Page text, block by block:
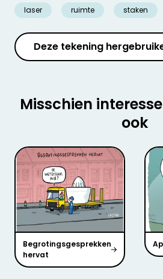
laser ruimte staken
Deze tekening
Misschien
ook
Begrotingsgesprekken
hervat